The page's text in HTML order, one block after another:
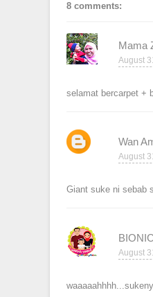
8 comments:
Mama
August
selamat bercarpet +
Wan
August
Giant suke ni sebab
August